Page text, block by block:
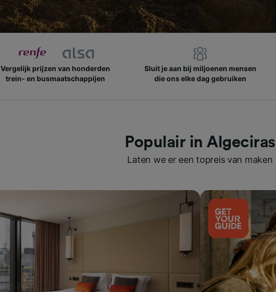
Vergelijk prijzen van honderden
trein- en busmaatschappijen
Sluit je aan bij miljoenen mensen
die ons elke dag gebruiken
Populair in Algeciras
Laten we er een topreis van maken